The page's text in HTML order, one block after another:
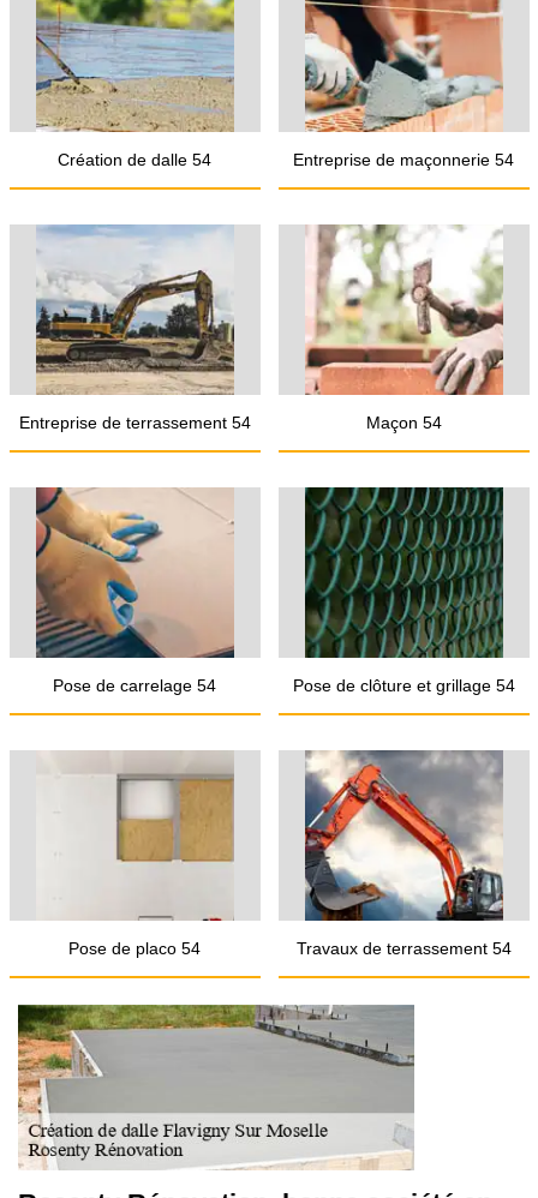
Création de dalle 54 Entreprise de maçonnerie 54
Entreprise de terrassement 54 Maçon 54
Pose de carrelage 54 Pose de clôture et grillage 54
Pose de placo 54 Travaux de terrassement 54